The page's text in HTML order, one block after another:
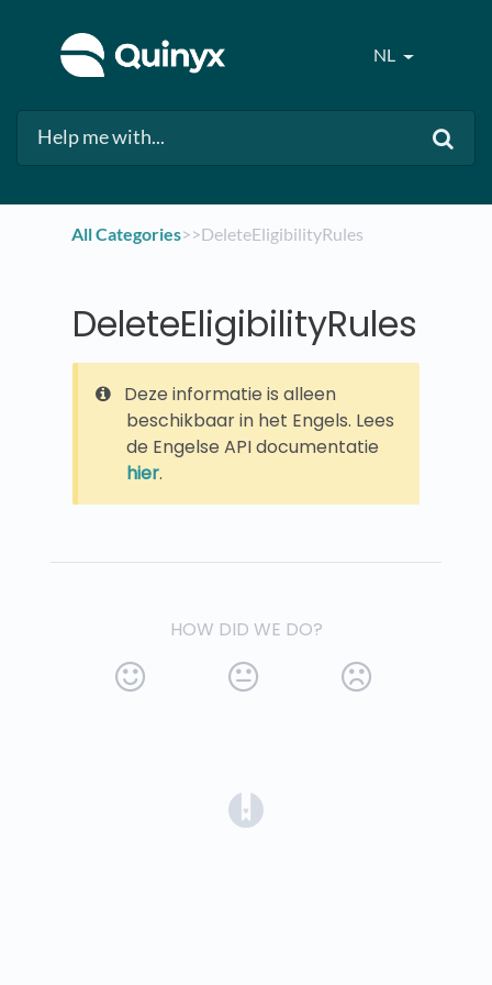
NL
All Categories​>​​>​ DeleteEligibilityRules
DeleteEligibilityRules
Deze informatie is alleen
beschikbaar in het Engels. Lees
de Engelse API documentatie
hier.
HOW DID WE DO?